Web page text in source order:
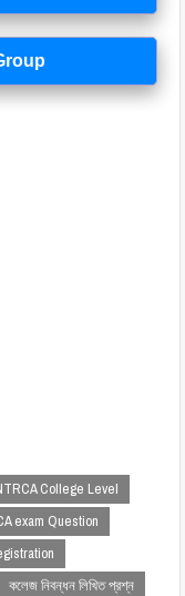
College Level
exam Question
কলেজ নিবন্ধন লিখিত প্রশ্ন